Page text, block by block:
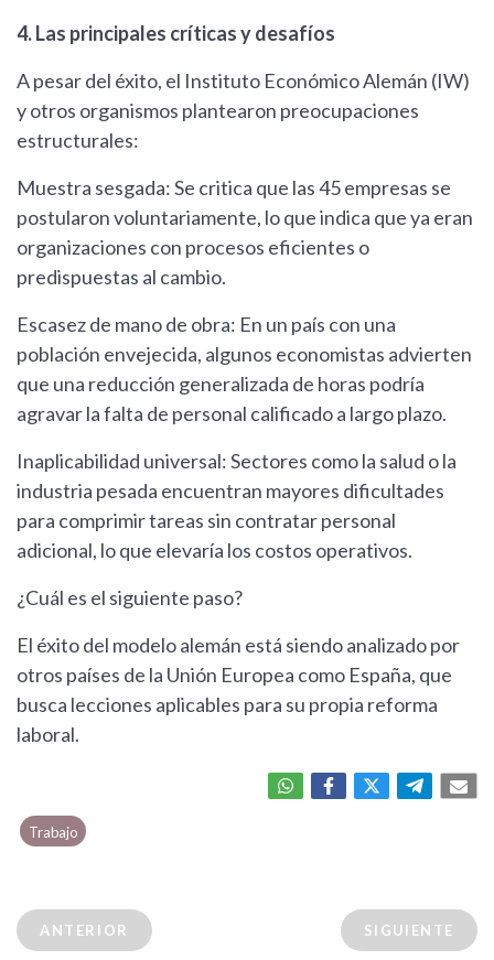
4. Las principales críticas y desafíos
A pesar del éxito, el Instituto Económico Alemán (IW)
y otros organismos plantearon preocupaciones
estructurales:
Muestra sesgada: Se critica que las 45 empresas se
postularon voluntariamente, lo que indica que ya eran
organizaciones con procesos eficientes o
predispuestas al cambio.
Escasez de mano de obra: En un país con una
población envejecida, algunos economistas advierten
que una reducción generalizada de horas podría
agravar la falta de personal calificado a largo plazo.
Inaplicabilidad universal: Sectores como la salud o la
industria pesada encuentran mayores dificultades
para comprimir tareas sin contratar personal
adicional, lo que elevaría los costos operativos.
¿Cuál es el siguiente paso?
El éxito del modelo alemán está siendo analizado por
otros países de la Unión Europea como España, que
busca lecciones aplicables para su propia reforma
laboral.
Trabajo
ANTERIOR SIGUIENTE